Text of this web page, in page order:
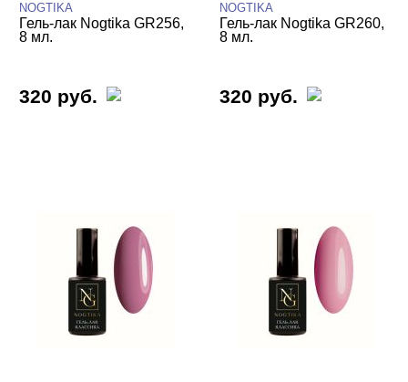
NOGTIKA
Гель-лак Nogtika GR256,
8 мл.
320 руб.
NOGTIKA
Гель-лак Nogtika GR260,
8 мл.
320 руб.